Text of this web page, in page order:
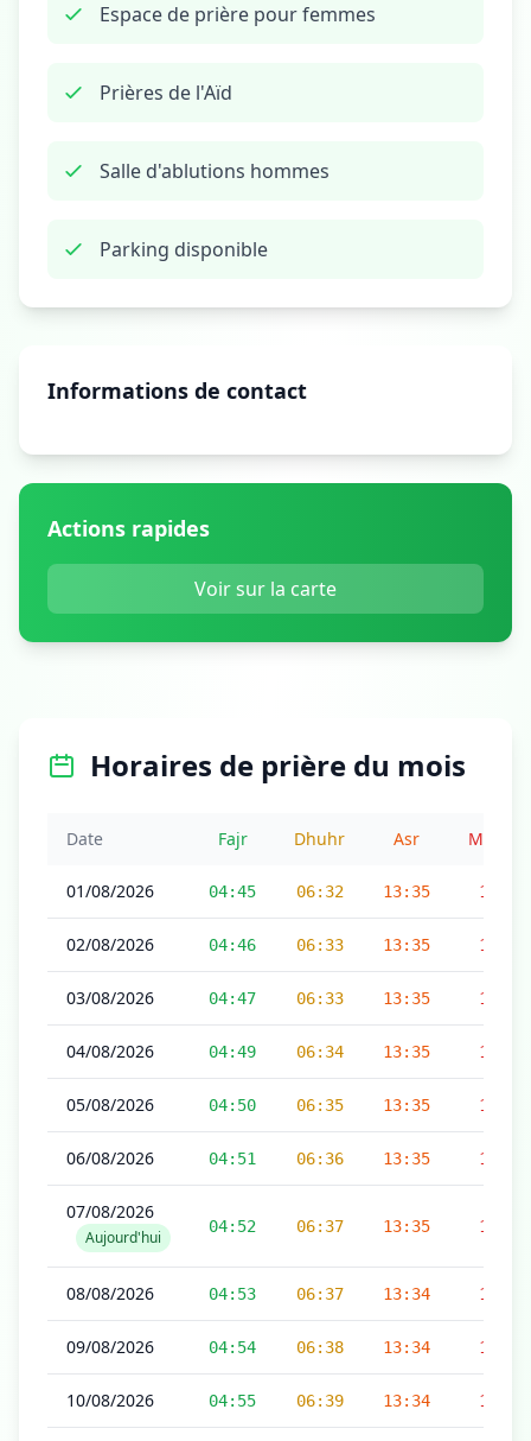
Espace de prière pour femmes
Prières de l'Aïd
Salle d'ablutions hommes
Parking disponible
Informations de contact
Actions rapides
Voir sur la carte
Horaires de prière du mois
Date Fajr Dhuhr Asr
01/08/2026 04:45 06:32 13:35 17:17
02/08/2026 04:46 06:33 13:35 17:17
03/08/2026 04:47 06:33 13:35 17:17
04/08/2026 04:49 06:34 13:35 17:17
05/08/2026 04:50 06:35 13:35 17:16
06/08/2026 04:51 06:36 13:35 17:16
07/08/2026
Aujourd'hui
04:52 06:37 13:35 17:16
08/08/2026 04:53 06:37 13:34 17:15
09/08/2026 04:54 06:38 13:34 17:15
10/08/2026 04:55 06:39 13:34 17:15